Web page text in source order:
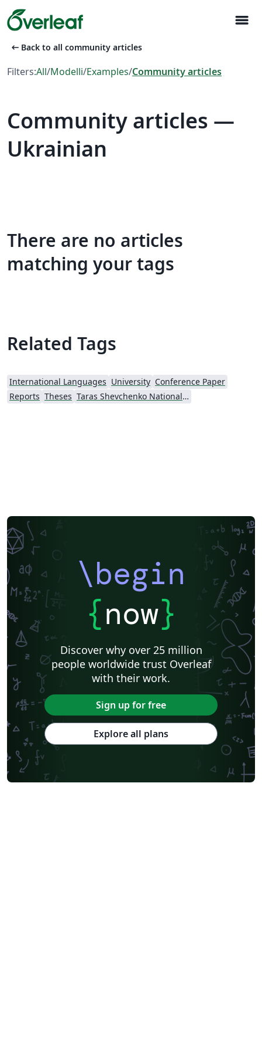
menu
arrow_left_alt Back to all community articles
Filters:All/Modelli/Examples/Community articles
Community articles —
Ukrainian
There are no articles
matching your tags
Related Tags
International Languages University Conference Paper
Reports Theses Taras Shevchenko National University of Kyiv
\begin
{now}
Discover why over 25 million
people worldwide trust Overleaf
with their work.
Sign up for free
Explore all plans